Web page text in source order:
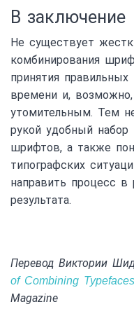
В заключение
Не существует
комбинирования
принятия
времени и,
утомительным. Тем
рукой удобный набор
шрифтов, а также
типографских
направить процесс в
результата.
Перевод Виктории
of Combining Typefaces
Magazine